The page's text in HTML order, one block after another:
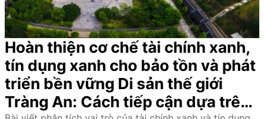
Hoàn thiện cơ chế tài chính xanh,
tín dụng xanh cho bảo tồn và phát
triển bền vững Di sản thế giới
Tràng An: Cách tiếp cận dựa trên